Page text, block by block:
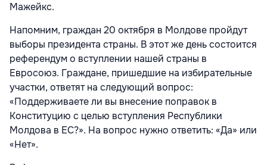
Мажейкс.
Напомним, граждан 20 октября в Молдове пройдут
выборы президента страны. В этот же день состоится
референдум о вступлении нашей страны в
Евросоюз. Граждане, пришедшие на избирательные
участки, ответят на следующий вопрос:
«Поддерживаете ли вы внесение поправок в
Конституцию с целью вступления Республики
Молдова в ЕС?». На вопрос нужно ответить: «Да» или
«Нет».